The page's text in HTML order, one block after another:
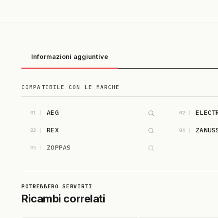
Informazioni aggiuntive
COMPATIBILE CON LE MARCHE
01 AEG 02
03 REX 04
05 ZOPPAS
Ricambi correlati